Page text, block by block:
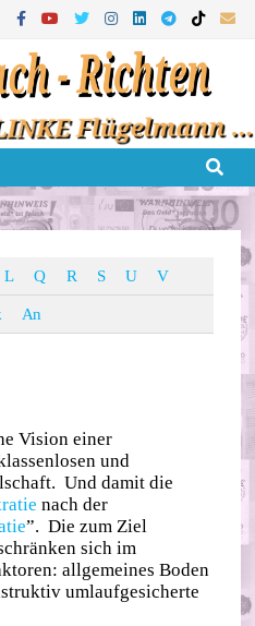
L Q R S U V
An
Vision einer
und
Und damit die
nach der
”. Die zum Ziel
sich im
allgemeines Boden
umlaufgesicherte